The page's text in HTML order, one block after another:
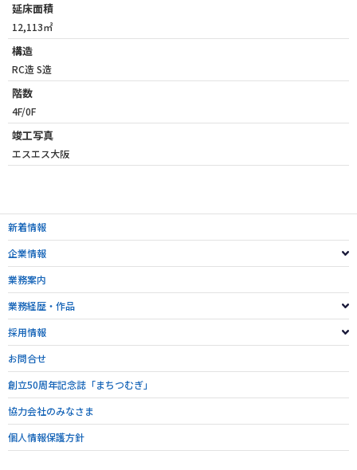
延床面積
12,113㎡
構造
RC造 S造
階数
4F/0F
竣工写真
エスエス大阪
新着情報
企業情報
業務案内
業務経歴・作品
採用情報
お問合せ
創立50周年記念誌「まちつむぎ」
協力会社のみなさま
個人情報保護方針